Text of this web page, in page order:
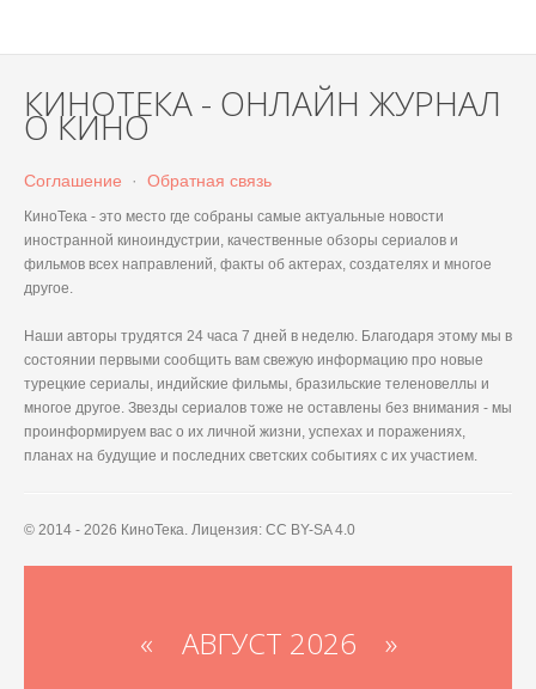
КИНОТЕКА - ОНЛАЙН ЖУРНАЛ
О КИНО
Соглашение · Обратная связь
КиноТека - это место где собраны самые актуальные новости
иностранной киноиндустрии, качественные обзоры сериалов и
фильмов всех направлений, факты об актерах, создателях и многое
другое.
Наши авторы трудятся 24 часа 7 дней в неделю. Благодаря этому мы в
состоянии первыми сообщить вам свежую информацию про новые
турецкие сериалы, индийские фильмы, бразильские теленовеллы и
многое другое. Звезды сериалов тоже не оставлены без внимания - мы
проинформируем вас о их личной жизни, успехах и поражениях,
планах на будущие и последних светских событиях с их участием.
© 2014 - 2026 КиноТека. Лицензия: CC BY-SA 4.0
« АВГУСТ 2026 »